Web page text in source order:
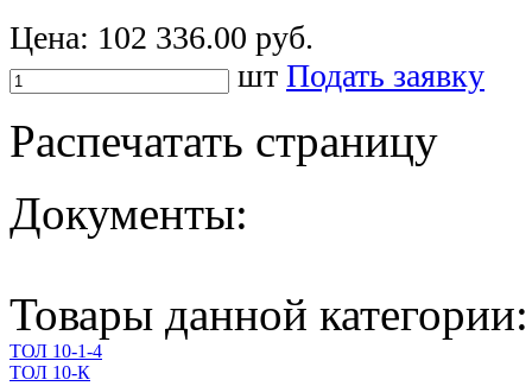
Цена: 102 336.00 руб.
шт Подать заявку
Распечатать страницу
Документы:
Товары данной категории:
ТОЛ 10-1-4
ТОЛ 10-К